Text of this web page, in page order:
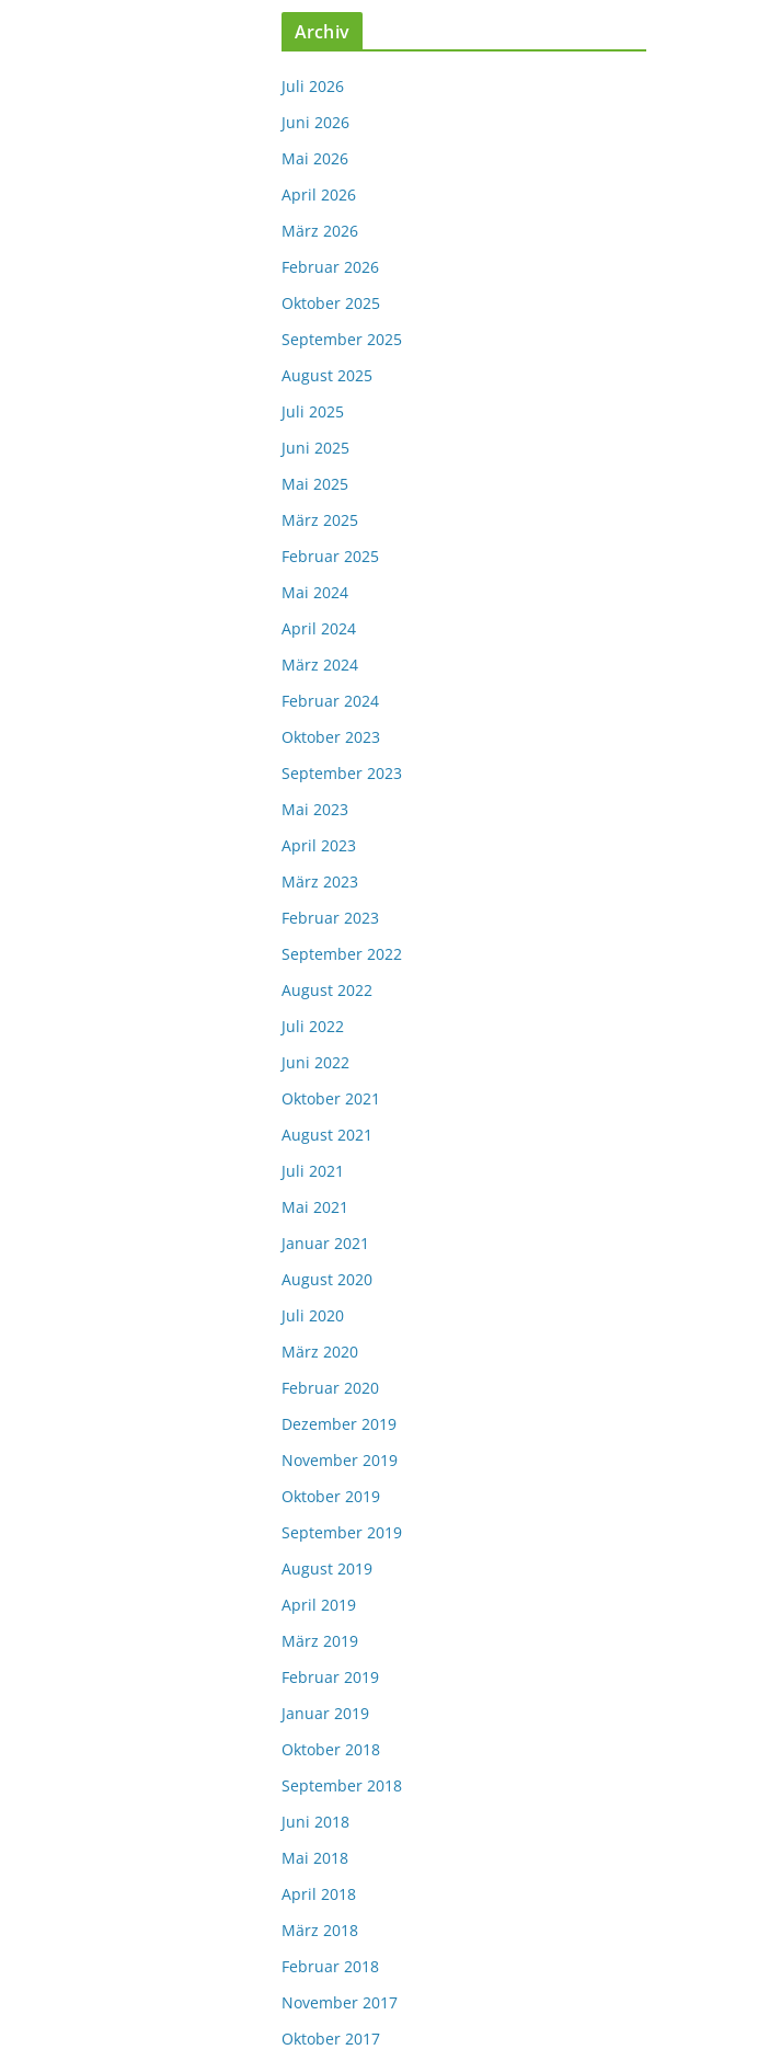
Archiv
Juli 2026
Juni 2026
Mai 2026
April 2026
März 2026
Februar 2026
Oktober 2025
September 2025
August 2025
Juli 2025
Juni 2025
Mai 2025
März 2025
Februar 2025
Mai 2024
April 2024
März 2024
Februar 2024
Oktober 2023
September 2023
Mai 2023
April 2023
März 2023
Februar 2023
September 2022
August 2022
Juli 2022
Juni 2022
Oktober 2021
August 2021
Juli 2021
Mai 2021
Januar 2021
August 2020
Juli 2020
März 2020
Februar 2020
Dezember 2019
November 2019
Oktober 2019
September 2019
August 2019
April 2019
März 2019
Februar 2019
Januar 2019
Oktober 2018
September 2018
Juni 2018
Mai 2018
April 2018
März 2018
Februar 2018
November 2017
Oktober 2017